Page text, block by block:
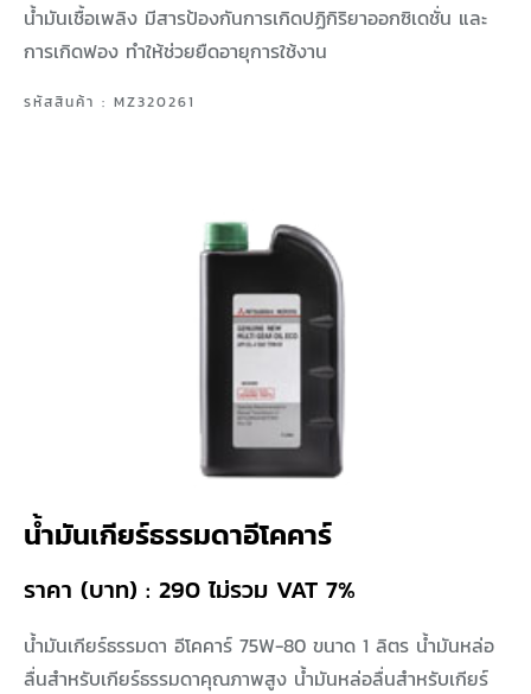
น้ำมันเชื้อเพลิง มีสารป้องกันการเกิดปฏิกิริยาออกซิเดชั่น และ
การเกิดฟอง ทำให้ช่วยยืดอายุการใช้งาน
รหัสสินค้า : MZ320261
น้ำมันเกียร์ธรรมดาอีโคคาร์
ราคา (บาท) : 290 ไม่รวม VAT 7%
น้ำมันเกียร์ธรรมดา อีโคคาร์ 75W-80 ขนาด 1 ลิตร น้ำมันหล่อ
ลื่นสำหรับเกียร์ธรรมดาคุณภาพสูง น้ำมันหล่อลื่นสำหรับเกียร์